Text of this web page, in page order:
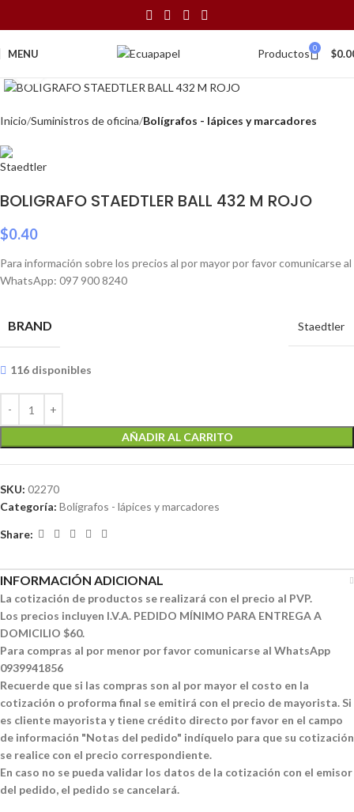
MENU Productos 0 $
Inicio Suministros de oficina Bolígrafos - lápices y marcadores
BOLIGRAFO STAEDTLER BALL 432 M ROJO
$0.40
Para información sobre los precios al por mayor por favor comunicarse al
WhatsApp: 097 900 8240
BRAND Staedtler
116 disponibles
AÑADIR AL CARRITO
SKU: 02270
Categoría: Bolígrafos - lápices y marcadores
Share:
INFORMACIÓN ADICIONAL
La cotización de productos se realizará con el precio al PVP.
Los precios incluyen I.V.A. PEDIDO MÍNIMO PARA ENTREGA A
DOMICILIO $60.
Para compras al por menor por favor comunicarse al WhatsApp
0939941856
Recuerde que si las compras son al por mayor el costo en la
cotización o proforma final se emitirá con el precio de mayorista. Si
es cliente mayorista y tiene crédito directo por favor en el campo
de información "Notas del pedido" indíquelo para que su cotización
se realice con el precio correspondiente.
En caso no se pueda validar los datos de la cotización con el emisor
del pedido, el pedido se cancelará.